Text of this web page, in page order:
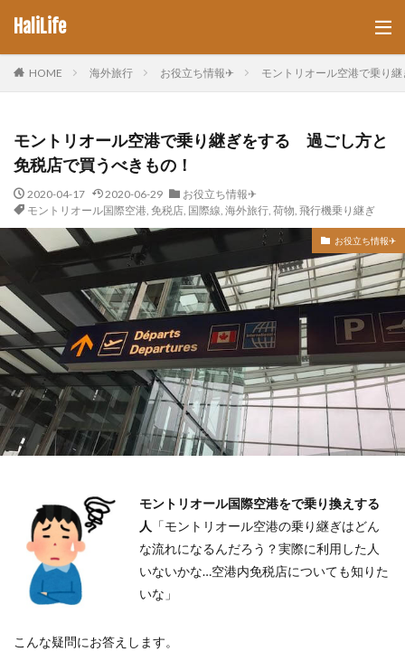
HaliLife
HOME 海外旅行 お役立ち情報✈︎ モントリオール空港で乗り
モントリオール空港で乗り継ぎをする 過ごし方と
免税店で買うべきもの！
2020-04-17 2020-06-29
お役立ち情報✈︎
モントリオール国際空港, 免税店, 国際線, 海外旅行, 荷物, 飛行機乗り継ぎ
お役立ち情報✈︎
モントリオール国際空港をで乗り換えする
人 「モントリオール空港の乗り継ぎはどん
な流れになるんだろう？実際に利用した人
いないかな…空港内免税店についても知りた
いな 」
こんな疑問にお答えします。